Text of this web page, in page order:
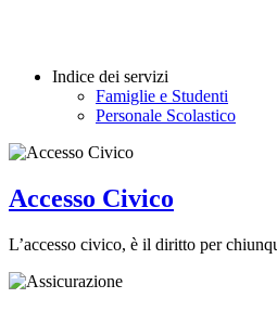
Indice dei servizi
Famiglie e Studenti
Personale Scolastico
Accesso Civico
L’accesso civico, è il diritto per